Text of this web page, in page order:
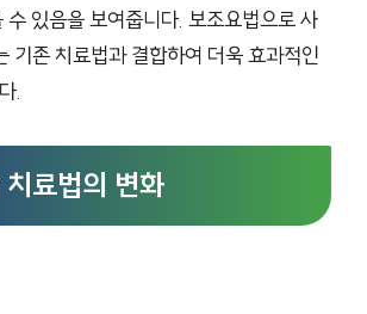
수 있음을 보여줍니다. 보조요법으로 사
기존 치료법과 결합하여 더욱 효과적인
.
료법의 변화